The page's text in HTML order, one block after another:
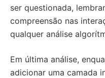
ser questionada,
compreensão nas
qualquer análise
Em última análise,
adicionar uma camada